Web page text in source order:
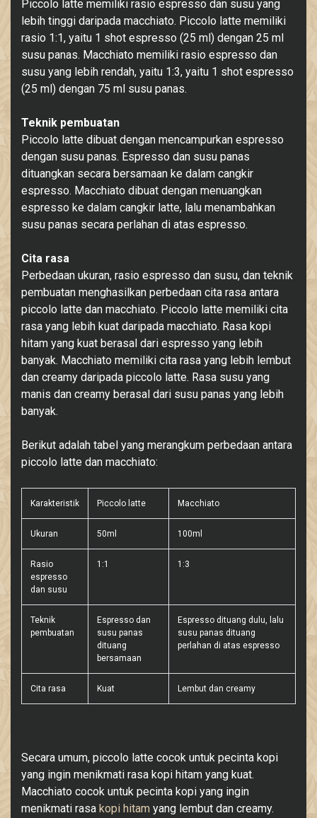
Piccolo latte memiliki rasio espresso dan susu yang
lebih tinggi daripada macchiato. Piccolo latte memiliki
rasio 1:1, yaitu 1 shot espresso (25 ml) dengan 25 ml
susu panas. Macchiato memiliki rasio espresso dan
susu yang lebih rendah, yaitu 1:3, yaitu 1 shot espresso
(25 ml) dengan 75 ml susu panas.
Teknik pembuatan
Piccolo latte dibuat dengan mencampurkan espresso
dengan susu panas. Espresso dan susu panas
dituangkan secara bersamaan ke dalam cangkir
espresso. Macchiato dibuat dengan menuangkan
espresso ke dalam cangkir latte, lalu menambahkan
susu panas secara perlahan di atas espresso.
Cita rasa
Perbedaan ukuran, rasio espresso dan susu, dan teknik
pembuatan menghasilkan perbedaan cita rasa antara
piccolo latte dan macchiato. Piccolo latte memiliki cita
rasa yang lebih kuat daripada macchiato. Rasa kopi
hitam yang kuat berasal dari espresso yang lebih
banyak. Macchiato memiliki cita rasa yang lebih lembut
dan creamy daripada piccolo latte. Rasa susu yang
manis dan creamy berasal dari susu panas yang lebih
banyak.
Berikut adalah tabel yang merangkum perbedaan antara
piccolo latte dan macchiato:
Karakteristik Piccolo latte Macchiato
Ukuran 50ml 100ml
Rasio
espresso
dan susu
1:1 1:3
Teknik
pembuatan
Espresso dan
susu panas
dituang
bersamaan
Espresso dituang dulu, lalu
susu panas dituang
perlahan di atas espresso
Cita rasa Kuat Lembut dan creamy
Secara umum, piccolo latte cocok untuk pecinta kopi
yang ingin menikmati rasa kopi hitam yang kuat.
Macchiato cocok untuk pecinta kopi yang ingin
menikmati rasa kopi hitam yang lembut dan creamy.